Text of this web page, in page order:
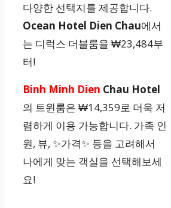
다양한 선택지를 제공합니다.
Ocean Hotel Dien Chau에서
는 디럭스 더블룸을 ₩23,484부
터!
Binh Minh Dien Chau Hotel
의 트윈룸은 ₩14,359로 더욱 저
렴하게 이용 가능합니다. 가족 인
원, 뷰, ✨가격✨ 등을 고려해서
나에게 맞는 객실을 선택해보세
요!